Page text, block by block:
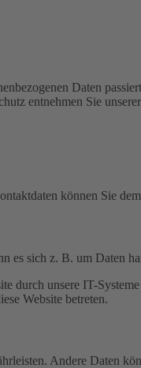
Daten
entnehmen Sie
können Sie
es sich z. B. um Daten
unsere IT-
Website betreten.
Andere Daten